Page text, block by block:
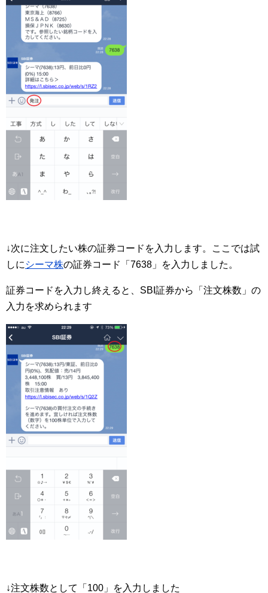
↓次に注文したい株の証券コードを入力します。ここでは試
しにシーマ株の証券コード「7638」を入力しました。
証券コードを入力し終えると、SBI証券から「注文株数」の
入力を求められます
↓注文株数として「100」を入力しました